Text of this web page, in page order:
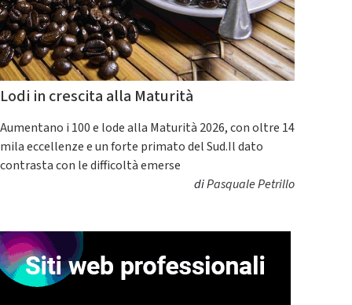
Lodi in crescita alla Maturità
Aumentano i 100 e lode alla Maturità 2026, con oltre 14
mila eccellenze e un forte primato del Sud.Il dato
contrasta con le difficoltà emerse
diPasquale Petrillo